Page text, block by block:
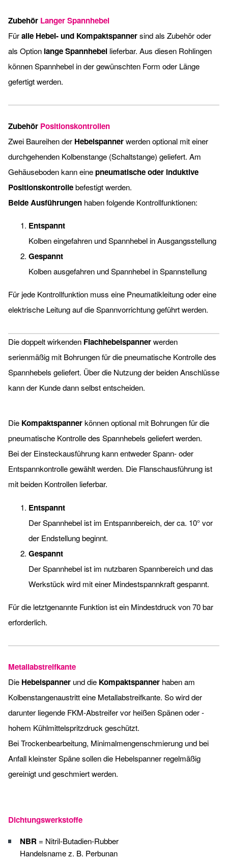
Zubehör Langer Spannhebel
Füralle Hebel- und Kompaktspannersind als Zubehör oder
als Option lange Spannhebel lieferbar. Aus diesen Rohlingen
können Spannhebel in der gewünschten Form oder Länge
gefertigt werden.
Zubehör Positionskontrollen
Zwei Baureihen der Hebelspannerwerden optional mit einer
durchgehenden Kolbenstange (Schaltstange) geliefert. Am
Gehäuseboden kann einepneumatische oder induktive
Positionskontrollebefestigt werden.
Beide Ausführungen haben folgende Kontrollfunktionen:
Entspannt
Kolben eingefahren und Spannhebel in Ausgangsstellung
Gespannt
Kolben ausgefahren und Spannhebel in Spannstellung
Für jede Kontrollfunktion muss eine Pneu­matikleitung oder eine
elektrische Leitung auf die Spannvorrichtung geführt werden.
Die doppelt wirkenden Flachhebelspannerwerden
serienmäßig mit Bohrungen für die pneumatische Kontrolle des
Spannhebels ­geliefert. Über die Nutzung der beiden Anschlüsse
kann der Kunde dann selbst entscheiden.
Die Kompaktspannerkönnen optional mit Bohrungen für die
pneumatische Kontrolle des Spannhebels geliefert werden.
Bei der Einsteckausführung kann entweder Spann- oder
Entspannkontrolle gewählt werden. Die Flanschausführung ist
mit beiden Kontrollen lieferbar.
Entspannt
Der Spannhebel ist im Entspannbereich, der ca. 10° vor
der Endstellung beginnt.
Gespannt
Der Spannhebel ist im nutzbaren Spannbereich und das
Werkstück wird mit einer Mindestspannkraft gespannt.
Für die letztgenannte Funktion ist ein Mindestdruck von 70 bar
erforderlich.
Metallabstreifkante
Die Hebelspanner und die Kompaktspanner haben am
Kolbenstangenaustritt eine Metall­abstreifkante. So wird der
darunter ­liegende FKM-Abstreifer vor heißen Spänen oder ­
hohem Kühlmittelspritzdruck geschützt.
Bei Trockenbearbeitung, Minimalmengenschmierung und bei
Anfall kleinster Späne ­sollen die Hebelspanner regelmäßig
gereinigt und geschmiert werden.
Dichtungswerkstoffe
NBR = Nitril-Butadien-Rubber
Handelsname z. B. Perbunan